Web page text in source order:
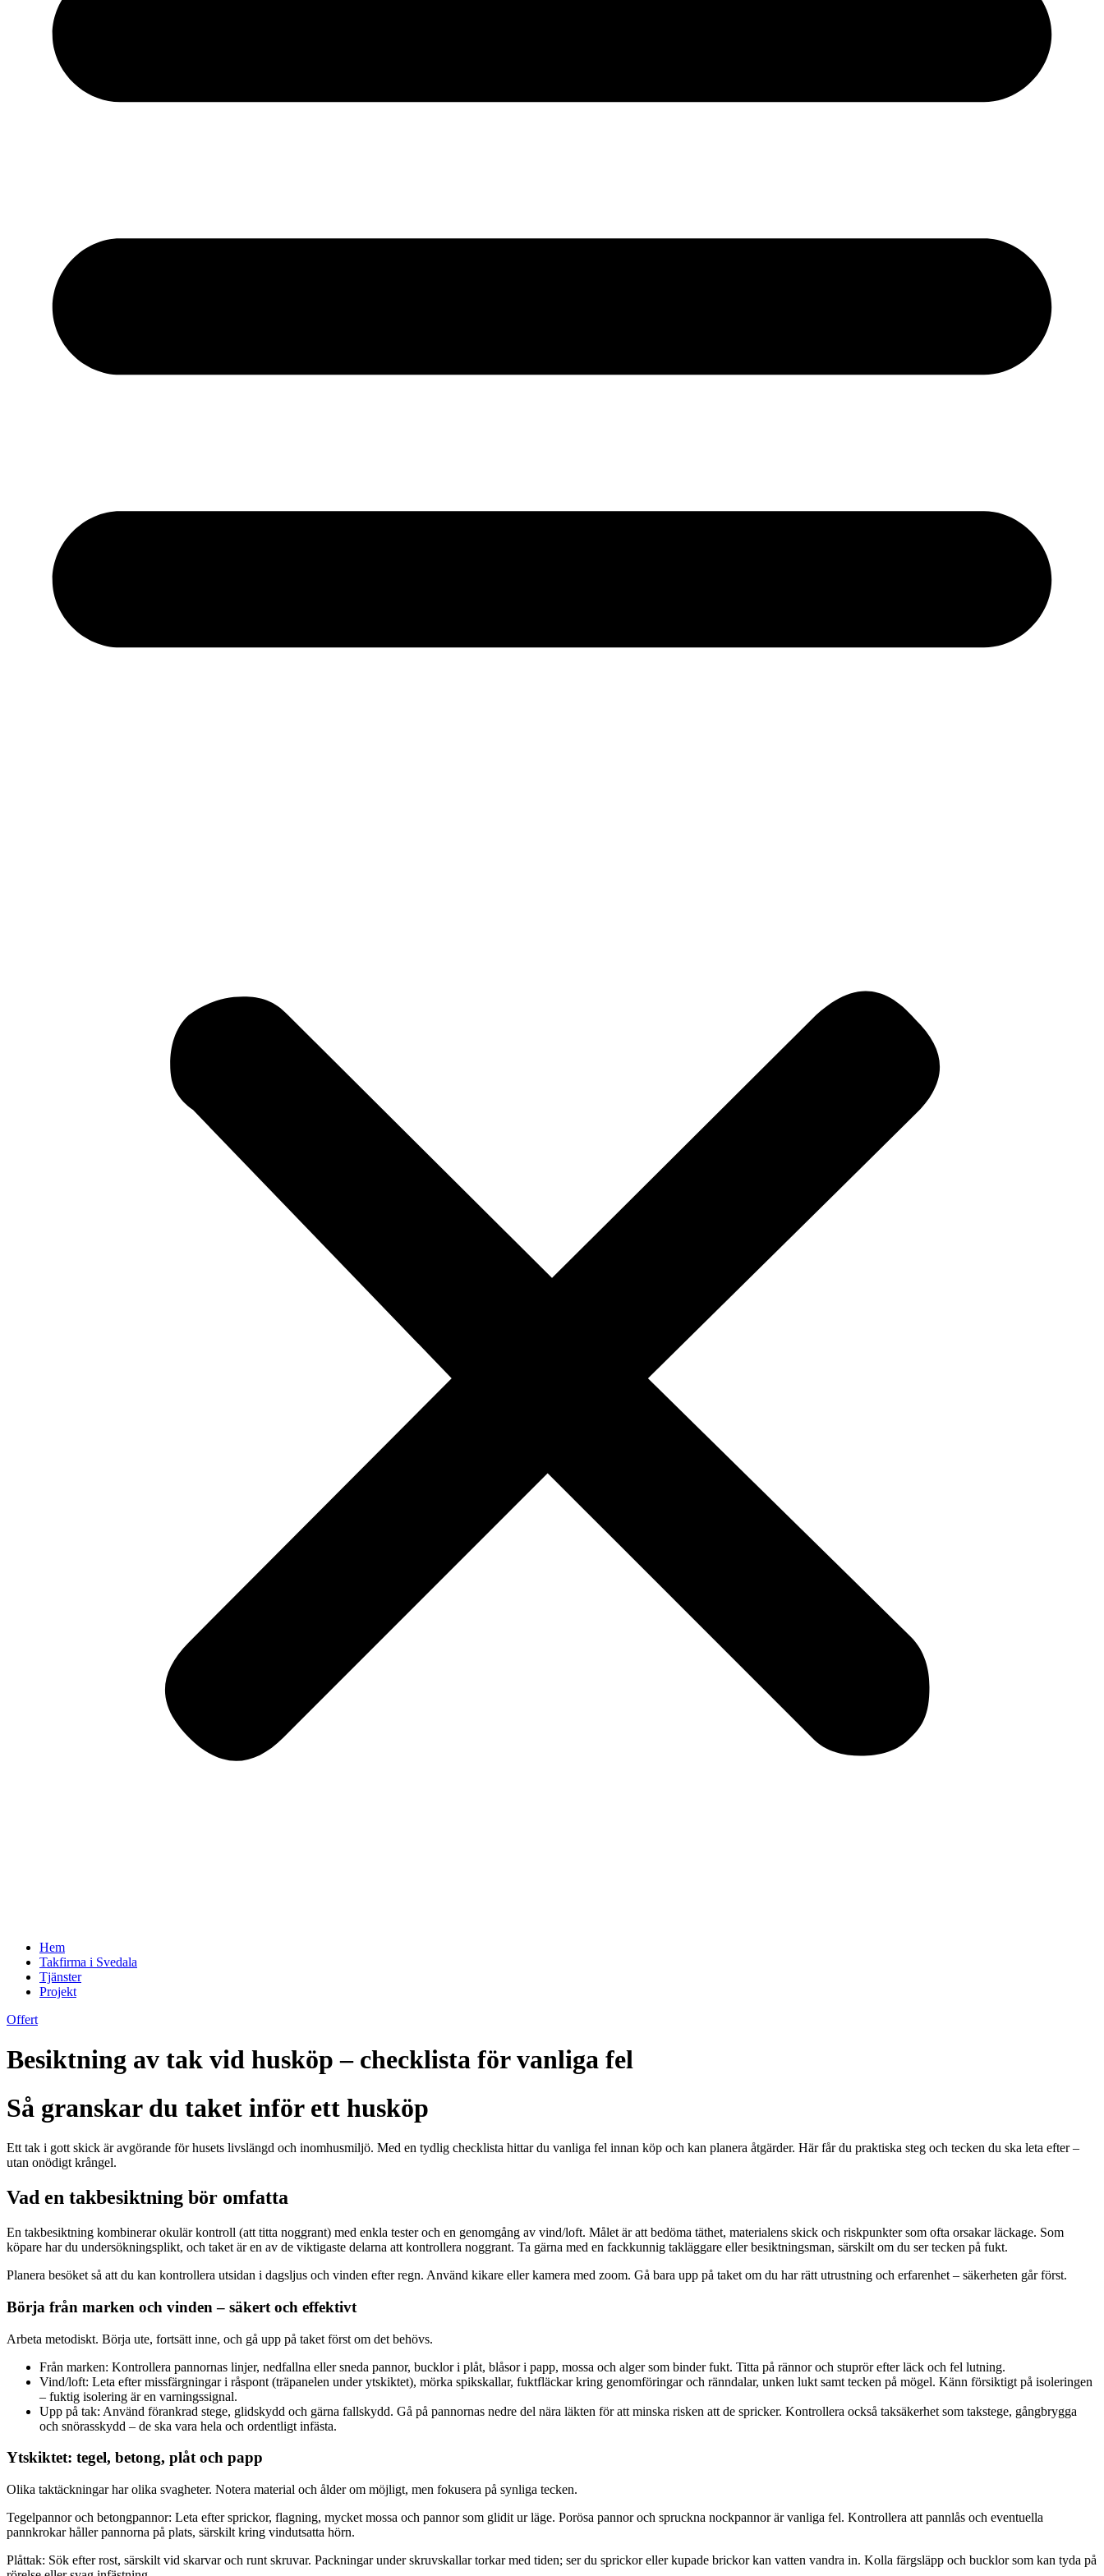
Hem
Takfirma i Svedala
Tjänster
Projekt
Offert
Besiktning av tak vid husköp – checklista för vanliga fel
Så granskar du taket inför ett husköp
Ett tak i gott skick är avgörande för husets livslängd och inomhusmiljö. Med en tydlig checklista hittar du vanliga fel innan köp och kan planera åtgärder. Här får du praktiska steg och tecken du ska leta efter –
utan onödigt krångel.
Vad en takbesiktning bör omfatta
En takbesiktning kombinerar okulär kontroll (att titta noggrant) med enkla tester och en genomgång av vind/loft. Målet är att bedöma täthet, materialens skick och riskpunkter som ofta orsakar läckage. Som
köpare har du undersökningsplikt, och taket är en av de viktigaste delarna att kontrollera noggrant. Ta gärna med en fackkunnig takläggare eller besiktningsman, särskilt om du ser tecken på fukt.
Planera besöket så att du kan kontrollera utsidan i dagsljus och vinden efter regn. Använd kikare eller kamera med zoom. Gå bara upp på taket om du har rätt utrustning och erfarenhet – säkerheten går först.
Börja från marken och vinden – säkert och effektivt
Arbeta metodiskt. Börja ute, fortsätt inne, och gå upp på taket först om det behövs.
Från marken: Kontrollera pannornas linjer, nedfallna eller sneda pannor, bucklor i plåt, blåsor i papp, mossa och alger som binder fukt. Titta på rännor och stuprör efter läck och fel lutning.
Vind/loft: Leta efter missfärgningar i råspont (träpanelen under ytskiktet), mörka spikskallar, fuktfläckar kring genomföringar och ränndalar, unken lukt samt tecken på mögel. Känn försiktigt på isoleringen
– fuktig isolering är en varningssignal.
Upp på tak: Använd förankrad stege, glidskydd och gärna fallskydd. Gå på pannornas nedre del nära läkten för att minska risken att de spricker. Kontrollera också taksäkerhet som takstege, gångbrygga
och snörasskydd – de ska vara hela och ordentligt infästa.
Ytskiktet: tegel, betong, plåt och papp
Olika taktäckningar har olika svagheter. Notera material och ålder om möjligt, men fokusera på synliga tecken.
Tegelpannor och betongpannor: Leta efter sprickor, flagning, mycket mossa och pannor som glidit ur läge. Porösa pannor och spruckna nockpannor är vanliga fel. Kontrollera att pannlås och eventuella
pannkrokar håller pannorna på plats, särskilt kring vindutsatta hörn.
Plåttak: Sök efter rost, särskilt vid skarvar och runt skruvar. Packningar under skruvskallar torkar med tiden; ser du sprickor eller kupade brickor kan vatten vandra in. Kolla färgsläpp och bucklor som kan tyda på